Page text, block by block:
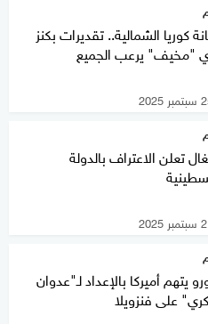
كوريا الشمالية.. تقديرات بكنز
"مخيف" يرعب الجميع
2025
تعلن الاعتراف بالدولة
2025
يتهم أميركا بالإعداد لـ"عدوان
على فنزويلا